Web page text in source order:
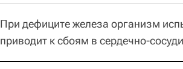
При дефиците железа организм
приводит к сбоям в сердечно-